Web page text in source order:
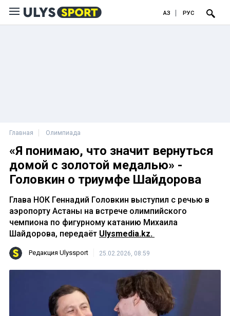
ҚАЗ РУС
Главная Олимпиада
«Я понимаю, что значит вернуться
домой с золотой медалью» -
Головкин о триумфе Шайдорова
Глава НОК Геннадий Головкин выступил с речью в
аэропорту Астаны на встрече олимпийского
чемпиона по фигурному катанию Михаила
Шайдорова, передаёт Ulysmedia.kz.
Редакция Ulyssport 25.02.2026, 08:59